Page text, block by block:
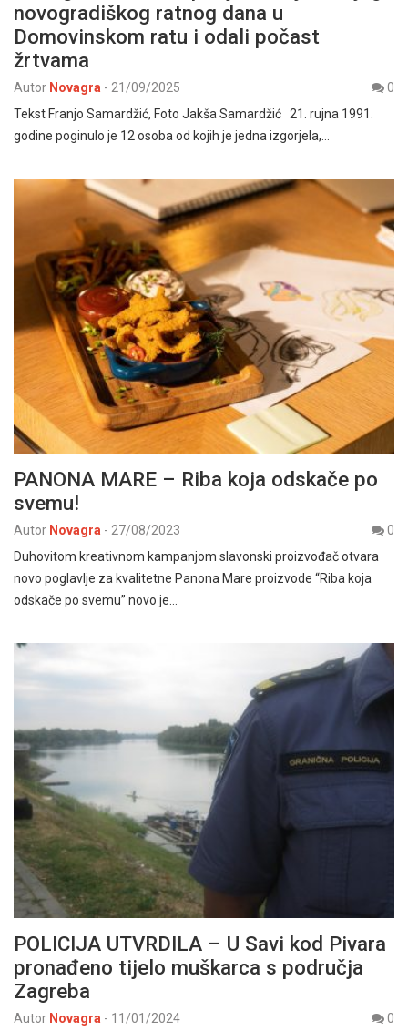
novogradiškog ratnog dana u
Domovinskom ratu i odali počast
žrtvama
Autor Novagra - 21/09/2025
0
Tekst Franjo Samardžić, Foto Jakša Samardžić 21. rujna 1991.
godine poginulo je 12 osoba od kojih je jedna izgorjela,…
PANONA MARE – Riba koja odskače po
svemu!
Autor Novagra - 27/08/2023
0
Duhovitom kreativnom kampanjom slavonski proizvođač otvara
novo poglavlje za kvalitetne Panona Mare proizvode “Riba koja
odskače po svemu” novo je…
POLICIJA UTVRDILA – U Savi kod Pivara
pronađeno tijelo muškarca s područja
Zagreba
Autor Novagra - 11/01/2024
0